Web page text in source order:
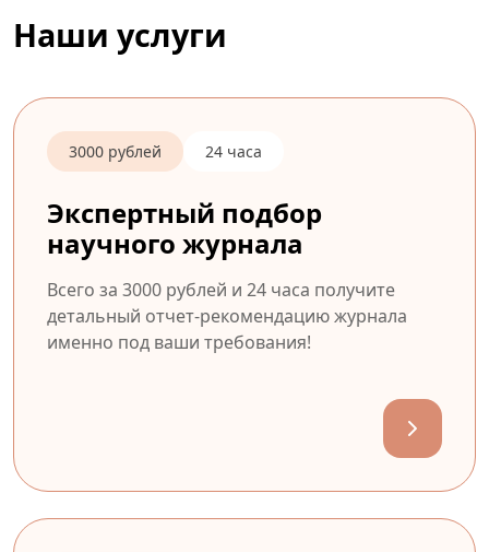
Наши услуги
3000 рублей 24 часа
Экспертный подбор
научного журнала
Всего за 3000 рублей и 24 часа получите
детальный отчет-рекомендацию журнала
именно под ваши требования!